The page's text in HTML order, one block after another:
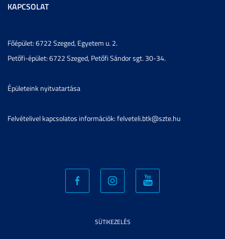
KAPCSOLAT
Főépület: 6722 Szeged, Egyetem u. 2.
Petőfi-épület: 6722 Szeged, Petőfi Sándor sgt. 30-34.
Épületeink nyitvatartása
Felvételivel kapcsolatos információk: felveteli.btk@szte.hu
SÜTIKEZELÉS